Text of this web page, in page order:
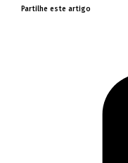
Partilhe este artigo